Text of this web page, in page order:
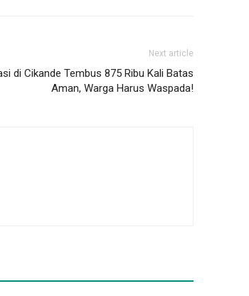
Next article
di Cikande Tembus 875 Ribu Kali Batas
Aman, Warga Harus Waspada!